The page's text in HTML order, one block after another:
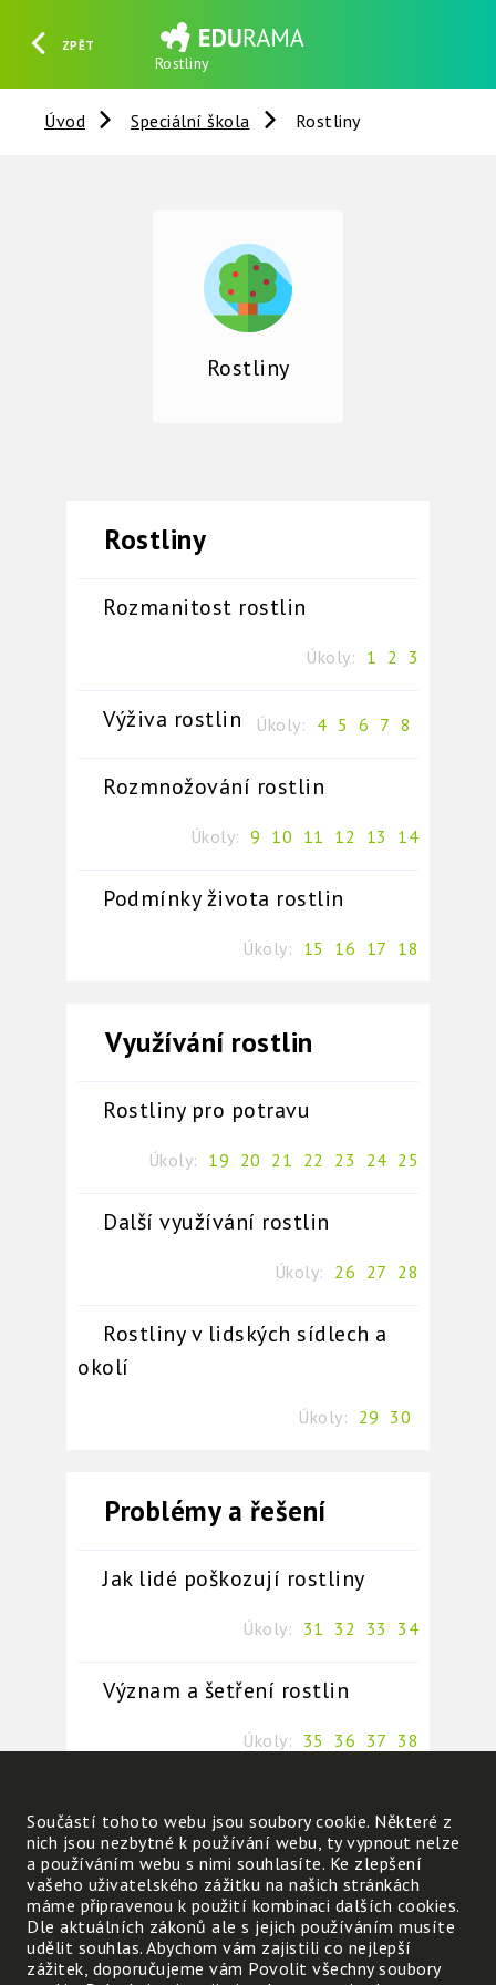
ZPĚT
Rostliny
HLEDAT REGISTROVAT
Úvod Speciální škola Rostliny
Rostliny
Rostliny
Rozmanitost rostlin
Úkoly: 1 2 3
Výživa rostlin Úkoly: 4 5 6 7 8
Rozmnožování rostlin
Úkoly: 9 10 11 12 13 14
Podmínky života rostlin
Úkoly: 15 16 17 18
Využívání rostlin
Rostliny pro potravu
Úkoly: 19 20 21 22 23 24 25
Další využívání rostlin
Úkoly: 26 27 28
Rostliny v lidských sídlech a
okolí
Úkoly: 29 30
Problémy a řešení
Jak lidé poškozují rostliny
Úkoly: 31 32 33 34
Význam a šetření rostlin
Úkoly: 35 36 37 38
rostlin
Úkoly: 39 40 41
Součástí tohoto webu jsou soubory cookie. Některé z
nich jsou nezbytné k používání webu, ty vypnout nelze
a používáním webu s nimi souhlasíte. Ke zlepšení
vašeho uživatelského zážitku na našich stránkách
máme připravenou k použití kombinaci dalších cookies.
Dle aktuálních zákonů ale s jejich používáním musíte
udělit souhlas. Abychom vám zajistili co nejlepší
zážitek, doporučujeme vám Povolit všechny soubory